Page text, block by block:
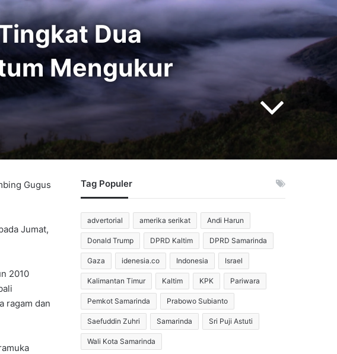
Dua
Mengukur
Gugus
Jumat,
2010
ragam dan
Tag Populer
advertorial amerika serikat Andi Harun
Donald Trump DPRD Kaltim DPRD Samarinda
Gaza idenesia.co Indonesia Israel
Kalimantan Timur Kaltim KPK Pariwara
Pemkot Samarinda Prabowo Subianto
Saefuddin Zuhri Samarinda Sri Puji Astuti
Wali Kota Samarinda